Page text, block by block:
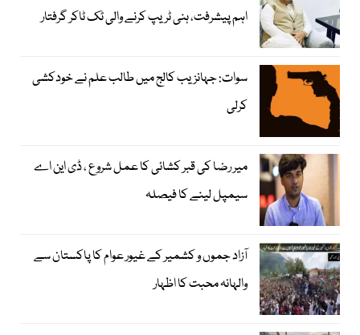
اہم پیشرفت، ہنی ٹریپ کرنے والی ٹک ٹاکر گرفتار
سوات: جہانزیب کالج میں طالب علم نے خودکشی
کرلی
میر رضا کی قبر کشائی کا عمل شروع ، ڈی این اے
سیمپل لینے کا فیصلہ
آزاد جموں و کشمیر کے غیور عوام کا پاکستان سے
والہانہ محبت کا اظہار